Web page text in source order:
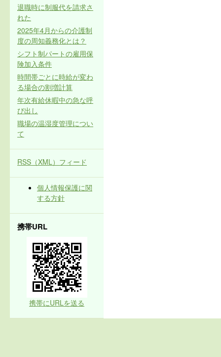
退職時に制服代を請求さ
れた
2025年4月からの介護制
度の周知義務化とは？
シフト制パートの雇用保
険加入条件
時間帯ごとに時給が変わ
る場合の割増計算
年次有給休暇中の急な呼
び出し
職場の温湿度管理につい
て
RSS（XML）フィード
個人情報保護に関
する方針
携帯URL
携帯にURLを送る